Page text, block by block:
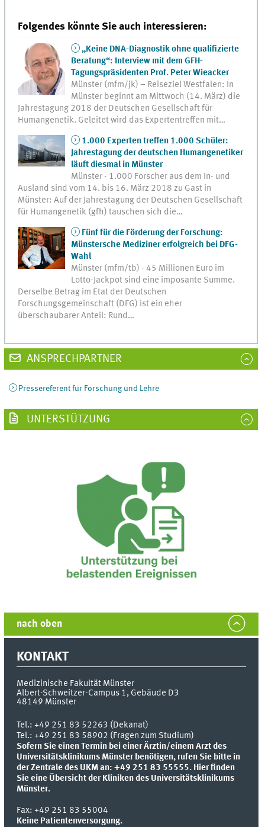
Folgendes könnte Sie auch interessieren:
„Keine DNA-Diagnostik ohne qualifizierte
Beratung“: Interview mit dem GFH-
Tagungspräsidenten Prof. Peter Wieacker
Münster (mfm/jk) – Reiseziel Westfalen: In
Münster beginnt am Mittwoch (14. März) die
Jahrestagung 2018 der Deutschen Gesellschaft für
Humangenetik. Geleitet wird das Expertentreffen mit…
1.000 Experten treffen 1.000 Schüler:
Jahrestagung der deutschen Humangenetiker
läuft diesmal in Münster
Münster - 1.000 Forscher aus dem In- und
Ausland sind vom 14. bis 16. März 2018 zu Gast in
Münster: Auf der Jahrestagung der Deutschen Gesellschaft
für Humangenetik (gfh) tauschen sich die…
Fünf für die Förderung der Forschung:
Münstersche Mediziner erfolgreich bei DFG-
Wahl
Münster (mfm/tb) - 45 Millionen Euro im
Lotto-Jackpot sind eine imposante Summe.
Derselbe Betrag im Etat der Deutschen
Forschungsgemeinschaft (DFG) ist ein eher
überschaubarer Anteil: Rund…
ANSPRECHPARTNER
Pressereferent für Forschung und Lehre
UNTERSTÜTZUNG
nach oben
KONTAKT
Medizinische Fakultät Münster
Albert-Schweitzer-Campus 1, Gebäude D3
48149 Münster
Tel.:+49 251 83 52263 (Dekanat)
Tel.: +49 251 83 58902 (Fragen zum Studium)
Sofern Sie einen Termin bei einer Ärztin/einem Arzt des
Universitätsklinikums Münster benötigen, rufen Sie bitte in
der Zentrale des UKM an: +49 251 83 55555. Hier finden
Sie eine Übersicht der Kliniken des Universitätsklinikums
Münster.
Fax:+49 251 83 55004
Keine Patientenversorgung.